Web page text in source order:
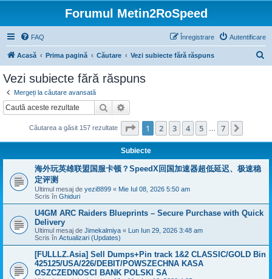
Forumul Metin2RoSpeed
FAQ Autentificare
Înregistrare
Acasă Prima pagină Căutare Vezi subiecte fără răspuns
e
Vezi subiecte fără răspuns
Mergeți la căutare avansată
Căutare
Căutarea a găsit 157 rezultate Pagina din 7
1 2 3 4 5 7
Subiecte
海外玩英雄联盟国服卡顿？SpeedX回国加速器超低延迟、极速稳
定评测
Ultimul mesaj de yezi8899 « Mie Iul 08, 2026 5:50 am
Scris în Ghiduri
U4GM ARC Raiders Blueprints – Secure Purchase with Quick
Delivery
Ultimul mesaj de Jimekalmiya « Lun Iun 29, 2026 3:48 am
Scris în Actualizari (Updates)
[FULLLZ.Asia] Sell Dumps+Pin track 1&2 CLASSIC/GOLD Bin
425125/USA/226/DEBIT/POWSZECHNA KASA
OSZCZEDNOSCI BANK POLSKI SA